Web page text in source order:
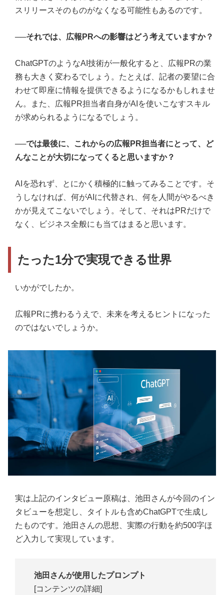
スリリースそのものがなくなる可能性もあるのです。
──それでは、広報PRへの影響はどう考えていますか？
ChatGPTのようなAI技術が一般化すると、広報PRの業
務も大きく変わるでしょう。たとえば、記者の要望に合
わせて即座に情報を提供できるようになるかもしれませ
ん。また、広報PR担当者自身がAIを使いこなすスキル
が求められるようになるでしょう。
──では最後に、これからの広報PR担当者にとって、ど
んなことが大切になってくると思いますか？
AIを恐れず、とにかく積極的に触ってみることです。そ
うしなければ、何がAIに代替され、何を人間がやるべき
かが見えてこないでしょう。そして、それはPRだけで
なく、ビジネス全般にも当てはまると思います。
たった1分で実現できる世界
いかがでしたか。
広報PRに携わるうえで、未来を考えるヒントになった
のではないでしょうか。
実は上記のインタビュー原稿は、池田さんが今回のイン
タビューを想定し、タイトルも含めChatGPTで生成し
たものです。池田さんの思想、実際の行動を約500字ほ
ど入力して実現しています。
池田さんが使用したプロンプト
[コンテンツの詳細]